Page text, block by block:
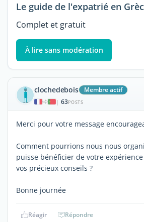
Le guide de l'expatrié en
Complet et gratuit
À lire sans modération
clochedebois Membre actif
| 63POSTS
Merci pour votre message
Comment pourrions nous nous
puisse bénéficier de votre
vos précieux conseils ?
Bonne journée
Réagir Répondre